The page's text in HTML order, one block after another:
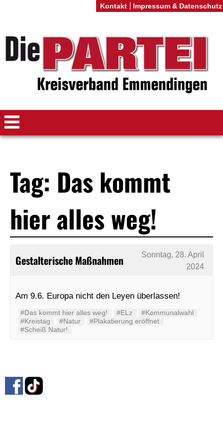
Tag: Das kommt
hier alles weg!
Gestalterische Maßnahmen
Sonntag, 28. April
2024
Am 9.6. Europa nicht den Leyen überlassen!
#Das kommt hier alles weg! #ELz
#Kommunalwahl
#Kreistag
#Natur
#Plakatierung eröffnet
#Scheiß Natur!
Kontakt Impressum & Datenschutz